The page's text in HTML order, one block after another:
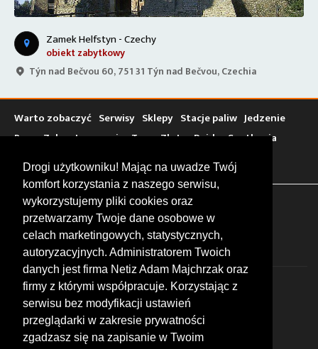
Drogi użytkowniku! Mając na uwadze Twój
komfort korzystania z naszego serwisu,
wykorzystujemy pliki cookies oraz
przetwarzamy Twoje dane osobowe w
celach marketingowych, statystycznych,
autoryzacyjnych. Administratorem Twoich
danych jest firma Netiz Adam Majchrzak oraz
firmy z którymi współpracuje. Korzystając z
serwisu bez modyfikacji ustawień
przeglądarki w zakresie prywatności
zgadzasz się na zapisanie w Twoim
Zamek Helfstyn - Czechy
obiekt zabytkowy
Týn nad Bečvou 60, 751 31 Týn nad Bečvou, Czechia
Warto zobaczyć Serwisy Sklepy Stacje paliw Jedzenie
Bary Zakwaterowanie Tory Zloty Rajdy Spotkania
Targi
Giełdy Szkolenia
FOLLOW US
© 2026 by MotoWhizzer.com